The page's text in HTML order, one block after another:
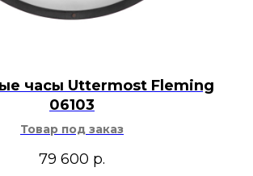
часы Uttermost Fleming
06103
Товар под заказ
79 600 р.